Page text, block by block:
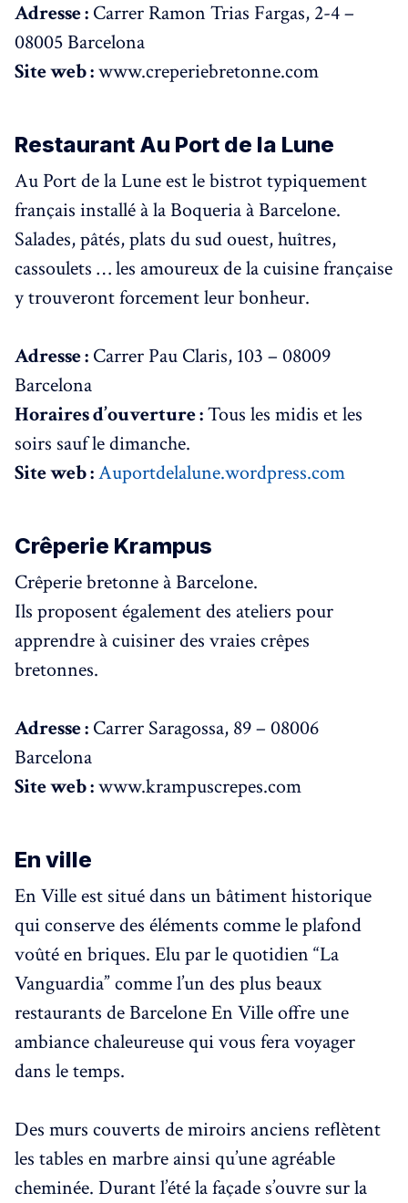
Adresse : Carrer Ramon Trias Fargas, 2-4 –
08005 Barcelona
Site web :www.creperiebretonne.com
Restaurant Au Port de la Lune
Au Port de la Lune est le bistrot typiquement
français installé à la Boqueria à Barcelone.
Salades, pâtés, plats du sud ouest, huîtres,
cassoulets … les amoureux de la cuisine française
y trouveront forcement leur bonheur.
Adresse : Carrer Pau Claris, 103 – 08009
Barcelona
Horaires d’ouverture :Tous les midis et les
soirs sauf le dimanche.
Site web :Auportdelalune.wordpress.com
Crêperie Krampus
Crêperie bretonne à Barcelone.
Ils proposent également des ateliers pour
apprendre à cuisiner des vraies crêpes
bretonnes.
Adresse : Carrer Saragossa, 89 – 08006
Barcelona
Site web :www.krampuscrepes.com
En ville
En Ville est situé dans un bâtiment historique
qui conserve des éléments comme le plafond
voûté en briques. Elu par le quotidien “La
Vanguardia” comme l’un des plus beaux
restaurants de Barcelone En Ville offre une
ambiance chaleureuse qui vous fera voyager
dans le temps.
Des murs couverts de miroirs anciens reflètent
les tables en marbre ainsi qu’une agréable
cheminée. Durant l’été la façade s’ouvre sur la